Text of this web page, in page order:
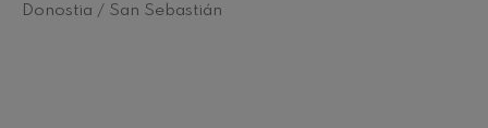
Donostia / San Sebastián